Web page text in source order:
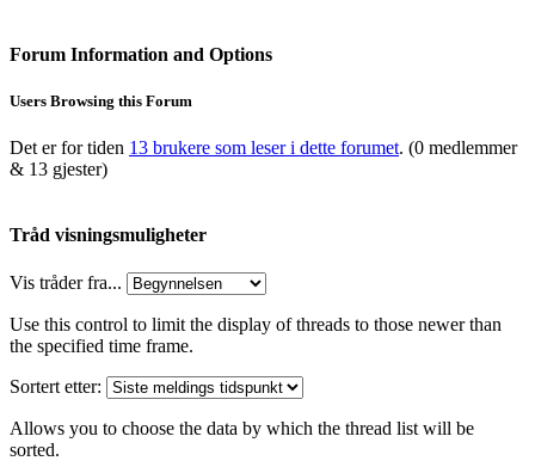
Forum Information and Options
Users Browsing this Forum
Det er for tiden 13 brukere som leser i dette forumet. (0 medlemmer
& 13 gjester)
Tråd visningsmuligheter
Vis tråder fra...
Use this control to limit the display of threads to those newer than
the specified time frame.
Sortert etter:
Allows you to choose the data by which the thread list will be
sorted.